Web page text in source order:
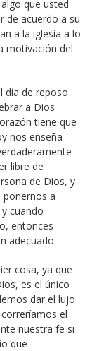
que usted
de acuerdo a su
a la iglesia a lo
motivación del
día de reposo
a Dios
tiene que
nos enseña
libre de
de Dios, y
a
cuando
entonces
adecuado.
cosa, ya que
es el único
dar el lujo
el
nuestra fe si
que